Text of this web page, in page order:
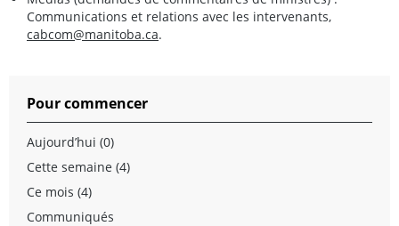
Communications et relations avec les intervenants,
cabcom@manitoba.ca.
Pour commencer
Aujourd’hui (0)
Cette semaine (4)
Ce mois (4)
Communiqués